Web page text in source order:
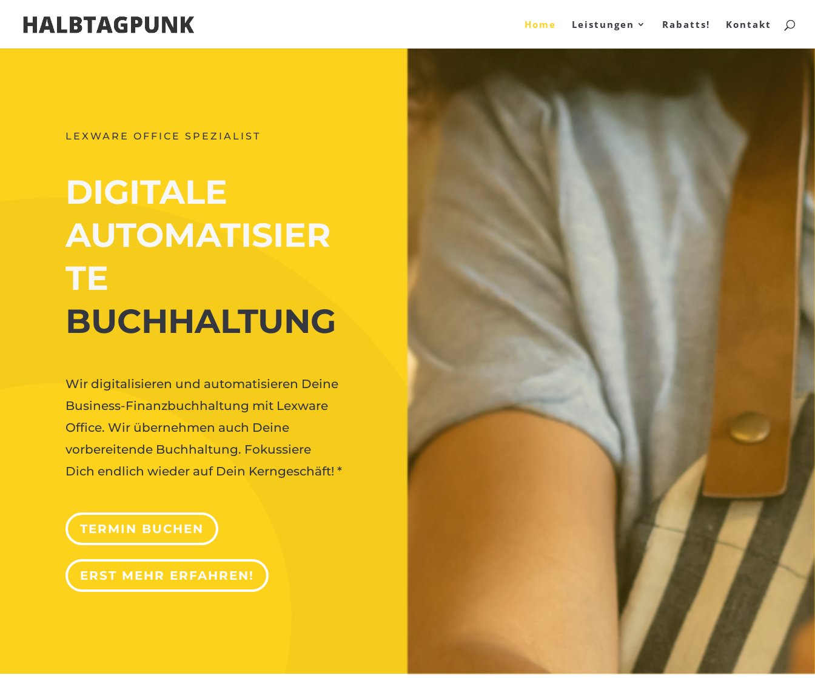
Home Leistungen Rabatts! Kontakt
LEXWARE OFFICE SPEZIALIST
DIGITALE
AUTOMATISIER
TE
BUCHHALTUNG
Wir digitalisieren und automatisieren Deine
Business-Finanzbuchhaltung mit Lexware
Office. Wir übernehmen auch Deine
vorbereitende Buchhaltung. Fokussiere
Dich endlich wieder auf Dein Kerngeschäft! *
TERMIN BUCHEN
ERST MEHR ERFAHREN!